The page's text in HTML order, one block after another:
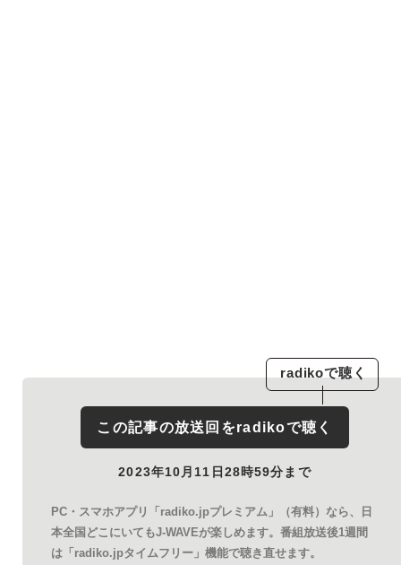
radikoで聴く
この記事の放送回をradikoで聴く
2023年10月11日28時59分まで
PC・スマホアプリ「radiko.jpプレミアム」（有料）なら、日
本全国どこにいてもJ-WAVEが楽しめます。番組放送後1週間
は「radiko.jpタイムフリー」機能で聴き直せます。